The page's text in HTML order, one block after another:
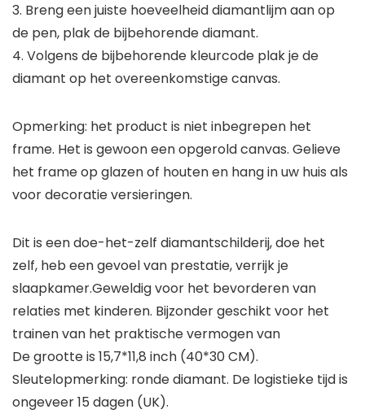
3. Breng een juiste hoeveelheid diamantlijm aan op
de pen, plak de bijbehorende diamant.
4. Volgens de bijbehorende kleurcode plak je de
diamant op het overeenkomstige canvas.
Opmerking: het product is niet inbegrepen het
frame. Het is gewoon een opgerold canvas. Gelieve
het frame op glazen of houten en hang in uw huis als
voor decoratie versieringen.
Dit is een doe-het-zelf diamantschilderij, doe het
zelf, heb een gevoel van prestatie, verrijk je
slaapkamer.Geweldig voor het bevorderen van
relaties met kinderen. Bijzonder geschikt voor het
trainen van het praktische vermogen van
De grootte is 15,7*11,8 inch (40*30 CM).
Sleutelopmerking: ronde diamant. De logistieke tijd is
ongeveer 15 dagen (UK).